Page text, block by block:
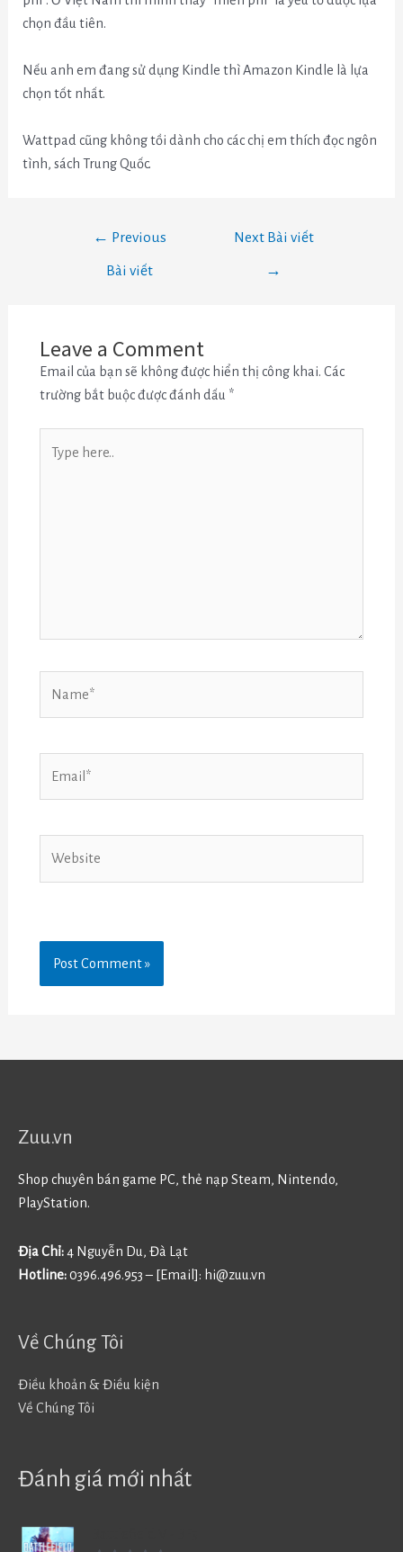
chọn đầu tiên.
Nếu anh em đang sử dụng Kindle thì Amazon Kindle là lựa
chọn tốt nhất.
Wattpad cũng không tồi dành cho các chị em thích đọc ngôn
tình, sách Trung Quốc.
← Previous
Bài viết
Next Bài viết
→
Leave a Comment
Email của bạn sẽ không được hiển thị công khai. Các
trường bắt buộc được đánh dấu *
here..
Zuu.vn
Shop chuyên bán game PC, thẻ nạp Steam, Nintendo,
PlayStation.
Địa Chỉ:4 Nguyễn Du, Đà Lạt
Hotline:0396.496.953 – [Email]: hi@zuu.vn
Về Chúng Tôi
Điều khoản & Điều kiện
Về Chúng Tôi
Đánh giá mới nhất